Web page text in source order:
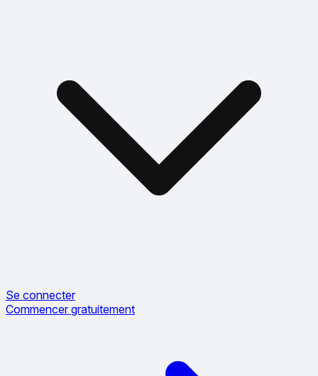
Se connecter
Commencer gratuitement